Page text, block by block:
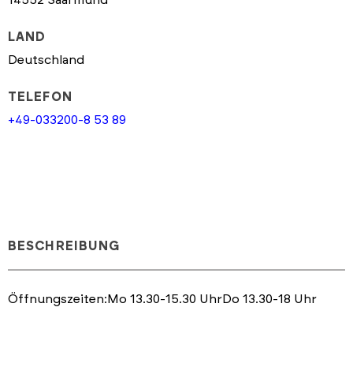
LAND
Deutschland
TELEFON
+49-033200-8 53 89
BESCHREIBUNG
Öffnungszeiten:Mo 13.30-15.30 UhrDo 13.30-18 Uhr